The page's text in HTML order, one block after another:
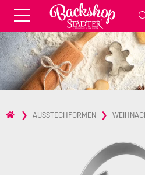
Fondant & Zubehör
Essbare Streudekore
Pralinenkapseln
Backzutaten
AUSSTECHFORMEN